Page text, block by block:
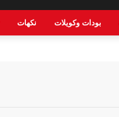
بودات وكويلات نكهات